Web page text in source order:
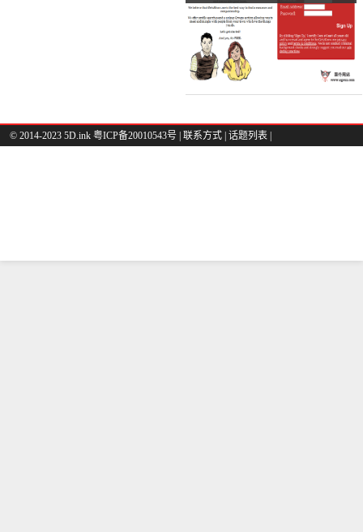
© 2014-2023 5D.ink 粤ICP备20010543号 联系方式 话题列表